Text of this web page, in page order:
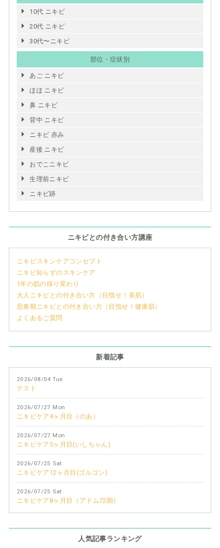
10代 ニキビ
20代 ニキビ
30代〜ニキビ
部位・症状別
あご ニキビ
ほほ ニキビ
鼻 ニキビ
背中 ニキビ
ニキビ 赤み
産後 ニキビ
おでこニキビ
生理前ニキビ
ニキビ跡
ニキビとの付き合い方講座
ニキビスキンケアコンセプト
ニキビ知らずのスキンケア
1年の肌の移り変わり
大人ニキビとの付き合い方（目指せ！美肌）
思春期ニキビとの付き合い方（目指せ！健康肌）
よくあるご質問
新着記事
2026/08/04 Tue
テスト
2026/07/27 Mon
ニキビケア4ヶ月目（のあ）
2026/07/27 Mon
ニキビケア5ヶ月目(いしちゃん)
2026/07/25 Sat
ニキビケア12ヶ月目(ゴルゴン)
2026/07/25 Sat
ニキビケア8ヶ月目（アドム72期）
人気記事ランキング